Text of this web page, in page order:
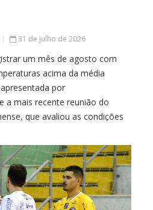
31 de julho de 2026
um mês de agosto com
acima da média
por
a mais recente reunião do
que avaliou as condições
El Niño segue em